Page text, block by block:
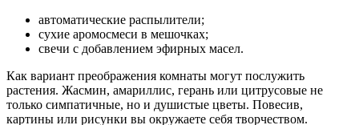
автоматические распылители;
сухие аромосмеси в мешочках;
свечи с добавлением эфирных масел.
Как вариант преображения комнаты могут послужить
растения. Жасмин, амариллис, герань или цитрусовые не
только симпатичные, но и душистые цветы. Повесив,
картины или рисунки вы окружаете себя творчеством.